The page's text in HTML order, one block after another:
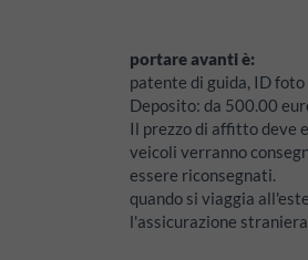
portare avanti è:
patente di guida, ID
Deposito: da 500.00
Il prezzo di affitto deve
veicoli verranno
essere riconsegnati.
quando si viaggia
l'assicurazione